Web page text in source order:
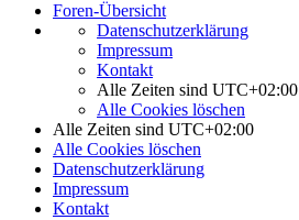
Foren-Übersicht
Datenschutzerklärung
Impressum
Kontakt
Alle Zeiten sind UTC+02:00
Alle Cookies löschen
Alle Zeiten sind UTC+02:00
Alle Cookies löschen
Datenschutzerklärung
Impressum
Kontakt